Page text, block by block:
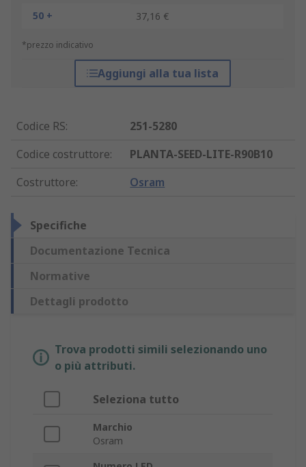
50 +
37,16 €
*prezzo indicativo
Aggiungi alla tua lista
Codice RS:
251-5280
Codice costruttore:
PLANTA-SEED-LITE-R90B10
Costruttore: Osram
Specifiche
Documentazione Tecnica
Normative
Dettagli prodotto
Trova prodotti simili selezionando uno
o più attributi.
Seleziona tutto
Marchio
Osram